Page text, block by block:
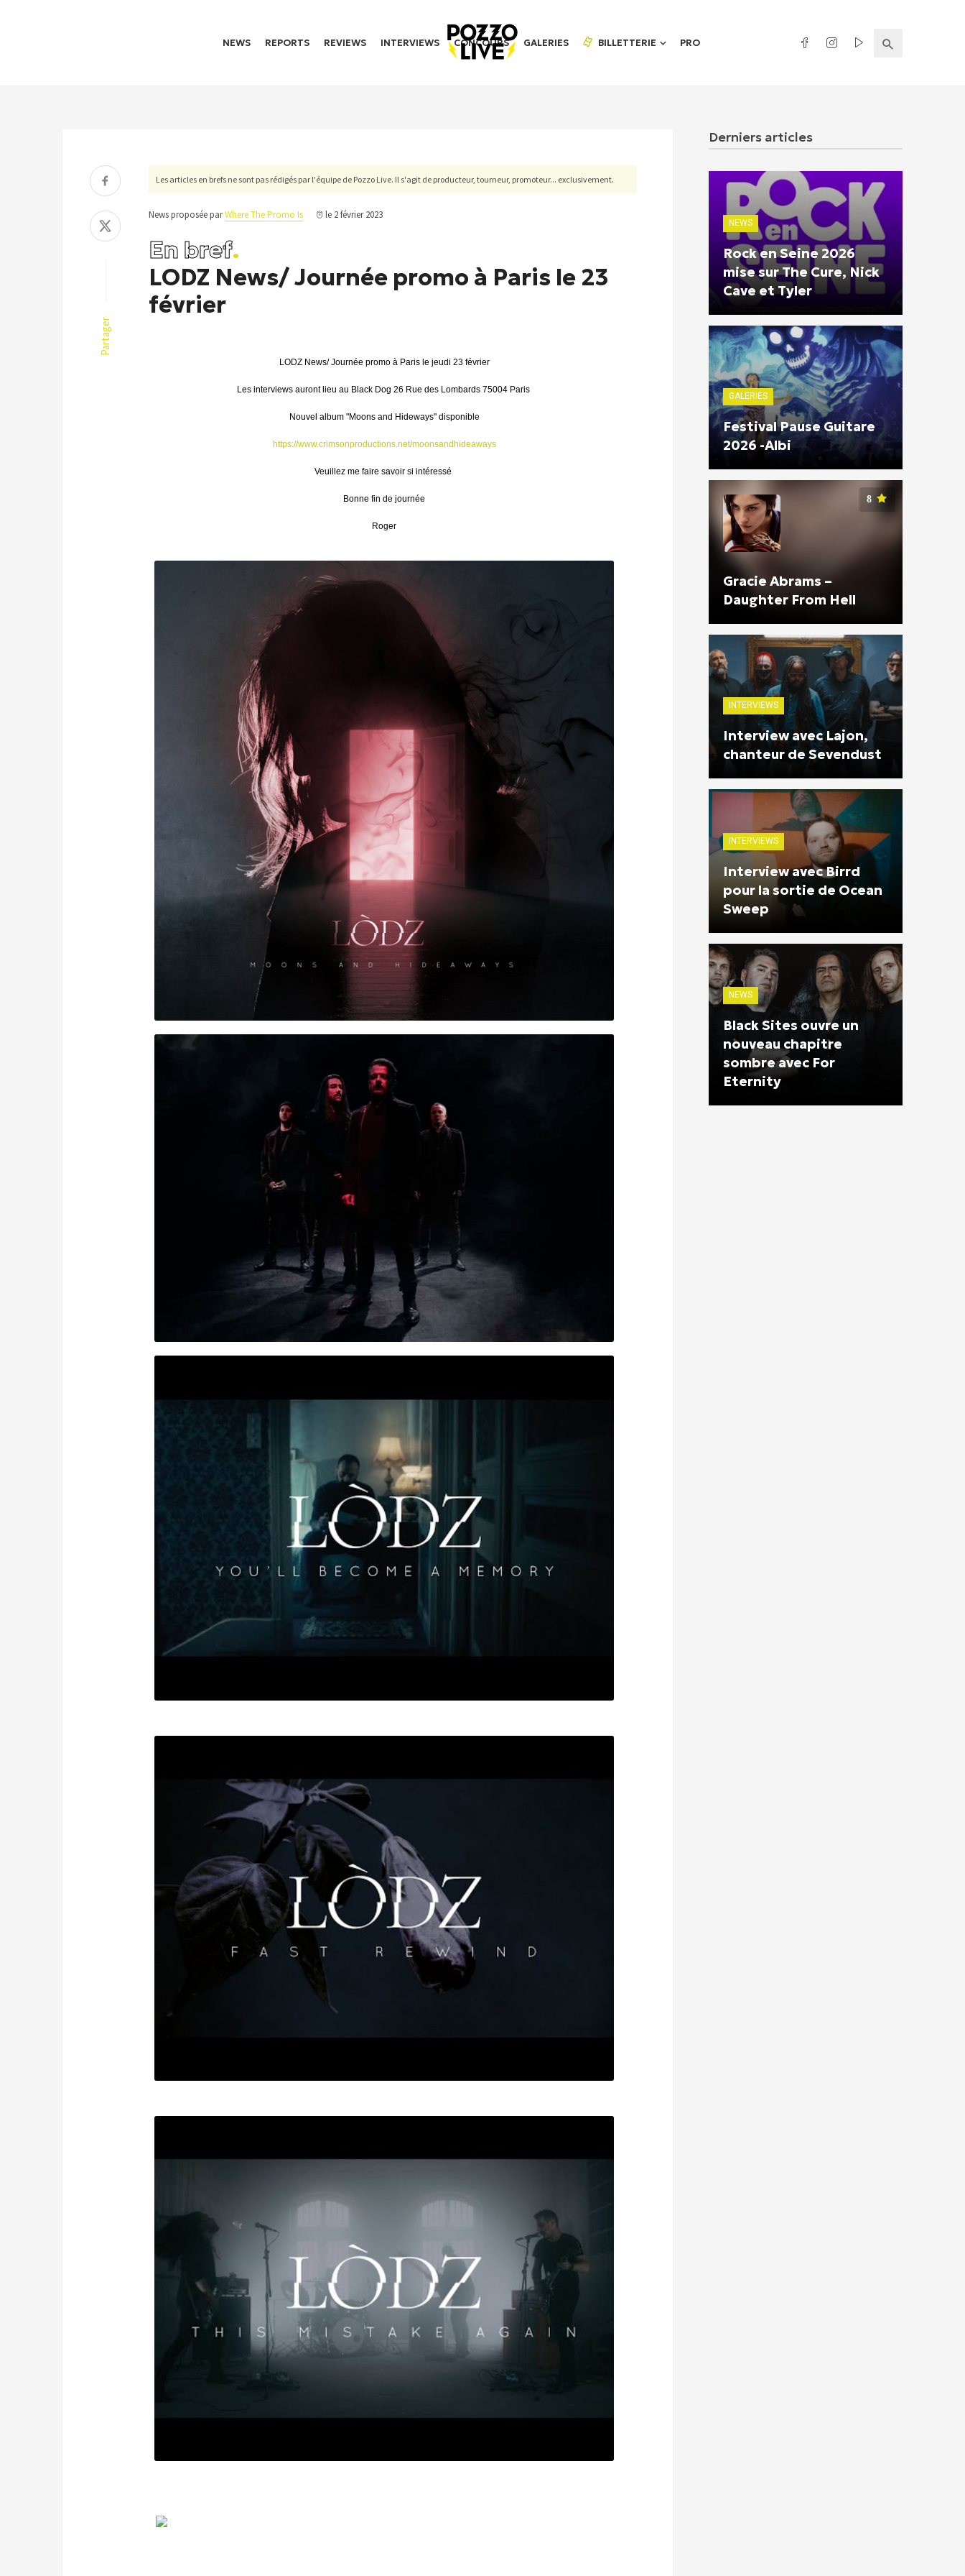
NEWS REPORTS REVIEWS INTERVIEWS CONCOURS GALERIES BILLETTERIE PRO
Partager
Les articles en brefs ne sont pas rédigés par l'équipe de Pozzo Live. Il s'agit de producteur, tourneur, promoteur... exclusivement.
News proposée parWhere The Promo Is le 2 février 2023
En bref.
LODZ News/ Journée promo à Paris le 23
février
LODZ News/ Journée promo à Paris le jeudi 23 février
Les interviews auront lieu au Black Dog 26 Rue des Lombards 75004 Paris
Nouvel album "Moons and Hideways" disponible
https://www.crimsonproductions.net/moonsandhideaways
Veuillez me faire savoir si intéressé
Bonne fin de journée
Roger
Derniers articles
NEWS
Rock en Seine 2026
mise sur The Cure, Nick
Cave et Tyler
GALERIES
Festival Pause Guitare
2026 -Albi
8
Gracie Abrams –
Daughter From Hell
INTERVIEWS
Interview avec Lajon,
chanteur de Sevendust
INTERVIEWS
Interview avec Birrd
pour la sortie de Ocean
Sweep
NEWS
Black Sites ouvre un
nouveau chapitre
sombre avec For
Eternity